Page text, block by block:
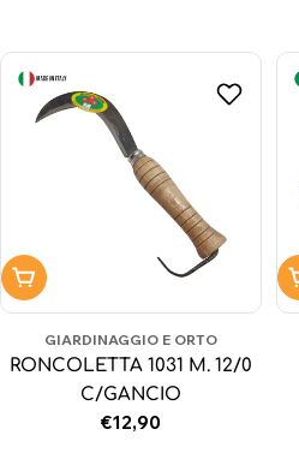
Aggiungi al carrello
GIARDINAGGIO E ORTO
RONCOLETTA 1031 M. 12/0
C/GANCIO
Prezzo
€12,90